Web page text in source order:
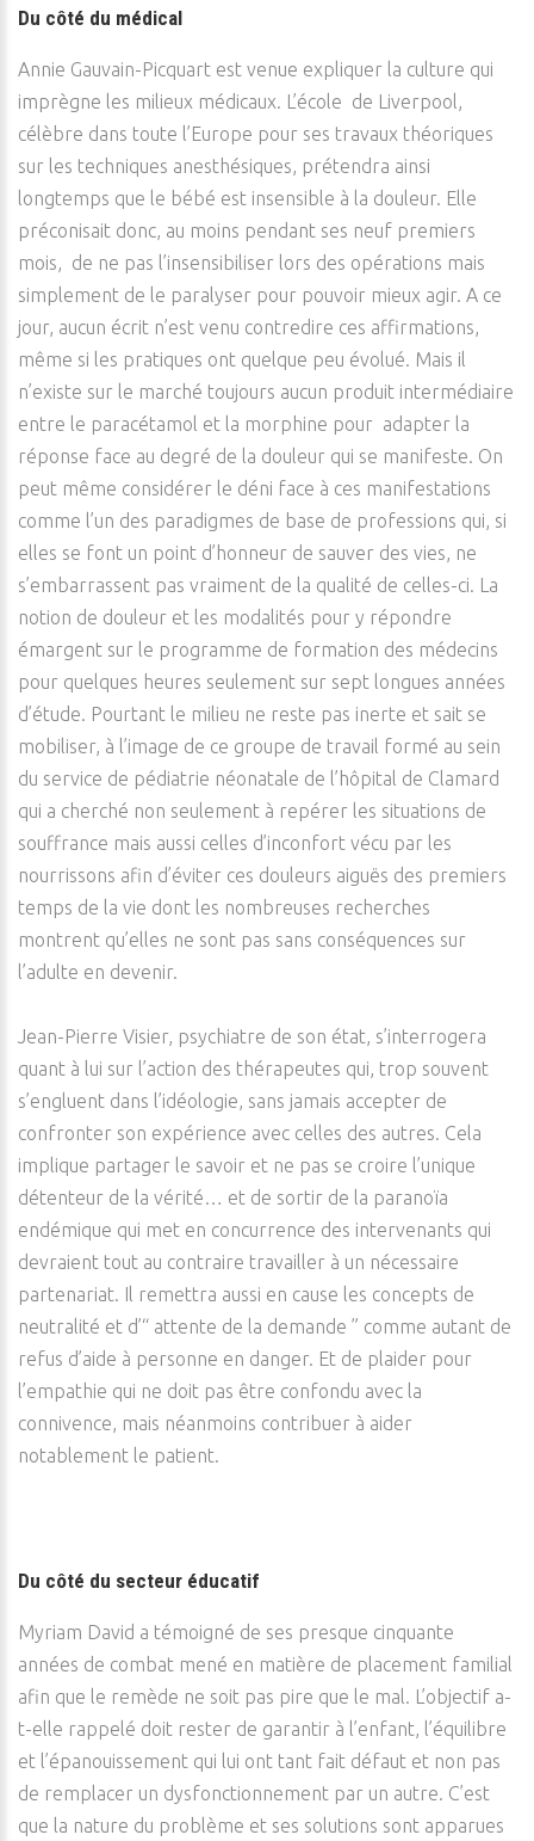
Du côté du médical
Annie Gauvain-Picquart est venue expliquer la culture qui
imprègne les milieux médicaux. L’école de Liverpool,
célèbre dans toute l’Europe pour ses travaux théoriques
sur les techniques anesthésiques, prétendra ainsi
longtemps que le bébé est insensible à la douleur. Elle
préconisait donc, au moins pendant ses neuf premiers
mois, de ne pas l’insensibiliser lors des opérations mais
simplement de le paralyser pour pouvoir mieux agir. A ce
jour, aucun écrit n’est venu contredire ces affirmations,
même si les pratiques ont quelque peu évolué. Mais il
n’existe sur le marché toujours aucun produit intermédiaire
entre le paracétamol et la morphine pour adapter la
réponse face au degré de la douleur qui se manifeste. On
peut même considérer le déni face à ces manifestations
comme l’un des paradigmes de base de professions qui, si
elles se font un point d’honneur de sauver des vies, ne
s’embarrassent pas vraiment de la qualité de celles-ci. La
notion de douleur et les modalités pour y répondre
émargent sur le programme de formation des médecins
pour quelques heures seulement sur sept longues années
d’étude. Pourtant le milieu ne reste pas inerte et sait se
mobiliser, à l’image de ce groupe de travail formé au sein
du service de pédiatrie néonatale de l’hôpital de Clamard
qui a cherché non seulement à repérer les situations de
souffrance mais aussi celles d’inconfort vécu par les
nourrissons afin d’éviter ces douleurs aiguës des premiers
temps de la vie dont les nombreuses recherches
montrent qu’elles ne sont pas sans conséquences sur
l’adulte en devenir.
Jean-Pierre Visier, psychiatre de son état, s’interrogera
quant à lui sur l’action des thérapeutes qui, trop souvent
s’engluent dans l’idéologie, sans jamais accepter de
confronter son expérience avec celles des autres. Cela
implique partager le savoir et ne pas se croire l’unique
détenteur de la vérité… et de sortir de la paranoïa
endémique qui met en concurrence des intervenants qui
devraient tout au contraire travailler à un nécessaire
partenariat. Il remettra aussi en cause les concepts de
neutralité et d’“ attente de la demande ” comme autant de
refus d’aide à personne en danger. Et de plaider pour
l’empathie qui ne doit pas être confondu avec la
connivence, mais néanmoins contribuer à aider
notablement le patient.
Du côté du secteur éducatif
Myriam David a témoigné de ses presque cinquante
années de combat mené en matière de placement familial
afin que le remède ne soit pas pire que le mal. L’objectif a-
t-elle rappelé doit rester de garantir à l’enfant, l’équilibre
et l’épanouissement qui lui ont tant fait défaut et non pas
de remplacer un dysfonctionnement par un autre. C’est
que la nature du problème et ses solutions sont apparues